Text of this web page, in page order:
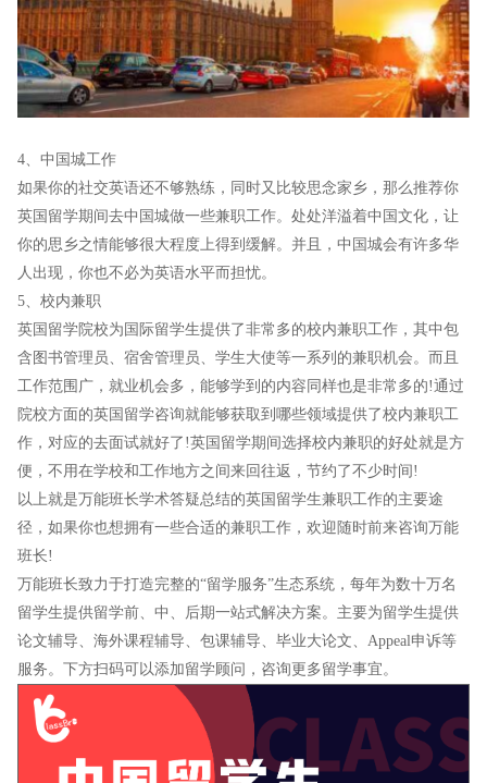
4、中国城工作
如果你的社交英语还不够熟练，同时又比较思念家乡，那么推荐你
英国留学期间去中国城做一些兼职工作。处处洋溢着中国文化，让
你的思乡之情能够很大程度上得到缓解。并且，中国城会有许多华
人出现，你也不必为英语水平而担忧。
5、校内兼职
英国留学院校为国际留学生提供了非常多的校内兼职工作，其中包
含图书管理员、宿舍管理员、学生大使等一系列的兼职机会。而且
工作范围广，就业机会多，能够学到的内容同样也是非常多的!通过
院校方面的英国留学咨询就能够获取到哪些领域提供了校内兼职工
作，对应的去面试就好了!英国留学期间选择校内兼职的好处就是方
便，不用在学校和工作地方之间来回往返，节约了不少时间!
以上就是万能班长学术答疑总结的英国留学生兼职工作的主要途
径，如果你也想拥有一些合适的兼职工作，欢迎随时前来咨询万能
班长!
万能班长致力于打造完整的“留学服务”生态系统，每年为数十万名
留学生提供留学前、中、后期一站式解决方案。主要为留学生提供
论文辅导、海外课程辅导、包课辅导、毕业大论文、Appeal申诉等
服务。下方扫码可以添加留学顾问，咨询更多留学事宜。